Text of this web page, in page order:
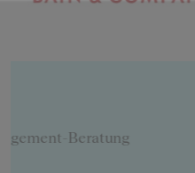
Management-Beratung